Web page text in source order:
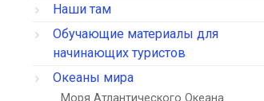
Наши там
Обучающие материалы для
начинающих туристов
Океаны мира
Моря Атлантического Океана